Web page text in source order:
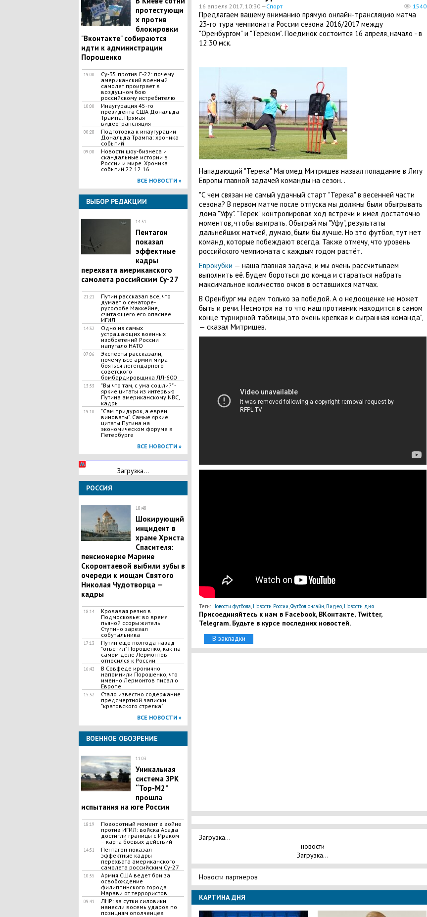
протестующи
х против
блокировки
"Вконтакте" собираются
идти к администрации
Порошенко
19:00
Су-35 против F-22: почему
американский военный
самолет проиграет в
воздушном бою
российскому истребителю
10:00
Инаугурация 45-го
президента США Дональда
Трампа. Прямая
видеотрансляция
00:28
Подготовка к инаугурации
Дональда Трампа: хроника
событий
09:00
Новости шоу-бизнеса и
скандальные истории в
России и мире. Хроника
событий 22.12.16
ВСЕ НОВОСТИ »
ВЫБОР РЕДАКЦИИ
14:51
Пентагон
показал
эффектные
кадры
перехвата американского
самолета российским Су-27
21:21
Путин рассказал все, что
думает о сенаторе-
русофобе Маккейне,
считающего его опаснее
ИГИЛ
14:32
Одно из самых
устрашающих военных
изобретений России
напугало НАТО
07:06
Эксперты рассказали,
почему все армии мира
бояться легендарного
советского
бомбардировщика ЛЛ-600
13:53
"Вы что там, с ума сошли?" -
яркие цитаты из интервью
Путина американскому NBC,
кадры
19:10
"Сам придурок, а евреи
виноваты". Самые яркие
цитаты Путина на
экономическом форуме в
Петербурге
ВСЕ НОВОСТИ »
Загрузка...
РОССИЯ
18:48
​Шокирующий
инцидент в
храме Христа
Спасителя:
пенсионерке Марине
Скоронтаевой выбили зубы в
очереди к мощам Святого
Николая Чудотворца —
кадры
18:14
​Кровавая резня в
Подмосковье: во время
пьяной ссоры житель
Ступино зарезал
собутыльника
17:13
Путин еще полгода назад
"ответил" Порошенко, как на
самом деле Лермонтов
относился к России
16:42
В Совфеде иронично
напомнили Порошенко, что
именно Лермонтов писал о
Европе
15:32
Стало известно содержание
предсмертной записки
"кратовского стрелка"
ВСЕ НОВОСТИ »
ВОЕННОЕ ОБОЗРЕНИЕ
11:03
Уникальная
система ЗРК
“Тор-M2”
прошла
испытания на юге России
18:19
Поворотный момент в войне
против ИГИЛ: войска Асада
достигли границы с Ираком
– карта боевых действий
14:51
Пентагон показал
эффектные кадры
перехвата американского
самолета российским Су-27
10:55
Армия США ведет бои за
освобождение
филиппинского города
Марави от террористов
09:41
ЛНР: за сутки силовики
нанесли восемь ударов по
позициям ополченцев
16 апреля 2017, 10:30 —Спорт 1540
Предлагаем вашему вниманию прямую онлайн-трансляцию матча
23-го тура чемпионата России сезона 2016/2017 между
"Оренбургом" и "Тереком". Поединок состоится 16 апреля, начало - в
12:30 мск.
Нападающий "Терека" Магомед Митришев назвал попадание в Лигу
Европы главной задачей команды на сезон. .
"С чем связан не самый удачный старт "Терека" в весенней части
сезона? В первом матче после отпуска мы должны были обыгрывать
дома "Уфу". "Терек" контролировал ход встречи и имел достаточно
моментов, чтобы выиграть. Обыграй мы "Уфу", результаты
дальнейших матчей, думаю, были бы лучше. Но это футбол, тут нет
команд, которые побеждают всегда. Также отмечу, что уровень
российского чемпионата с каждым годом растёт.
Еврокубки — наша главная задача, и мы очень рассчитываем
выполнить её. Будем бороться до конца и стараться набрать
максимальное количество очков в оставшихся матчах.
В Оренбург мы едем только за победой. А о недооценке не может
быть и речи. Несмотря на то что наш противник находится в самом
конце турнирной таблицы, это очень крепкая и сыгранная команда",
— сказал Митришев.
Теги: Новости футбола Новости России Футбол онлайн Видео, Новости дня
Присоединяйтесь к нам в Facebook, ВКонтакте, Twitter,
Telegram. Будьте в курсе последних новостей.
В закладки
Загрузка...
новости
Загрузка...
Новости партнеров
КАРТИНА ДНЯ